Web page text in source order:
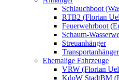
Schlauchboot
RTB2 (Florian
Feuerwehrboot
Schaum-
Streuanhänger
Transportanhänger
Ehemalige Fahrzeuge
VRW (Florian
KdoW StadtBM